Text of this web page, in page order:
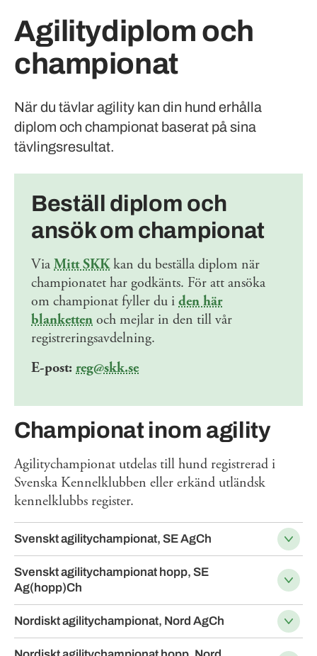
Agilitydiplom och
championat
När du tävlar agility kan din hund erhålla
diplom och championat baserat på sina
tävlingsresultat.
Beställ diplom och
ansök om championat
Via Mitt SKKkan du beställa diplom när
championatet har godkänts. För att ansöka
om championat fyller du i den här
blanketten och mejlar in den till vår
registreringsavdelning.
E-post: reg@skk.se
Championat inom agility
Agilitychampionat utdelas till hund registrerad i
Svenska Kennelklubben eller erkänd utländsk
kennelklubbs register.
Svenskt agilitychampionat, SE AgCh
Svenskt agilitychampionat hopp, SE
Ag(hopp)Ch
Nordiskt agilitychampionat, Nord AgCh